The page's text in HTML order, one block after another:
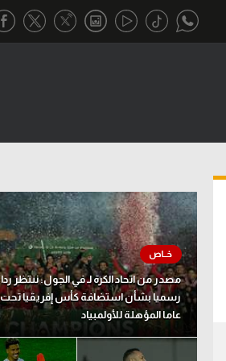
تحقيق في الجول
تقرير في الجول
تحليل في الجول
حكايات في الجول
كويز في الجول
فيديو في الجول
مصدر من اتحاد الكرة لـ في الجول: ننتظر ردا
عاما المؤهلة للأولمبياد